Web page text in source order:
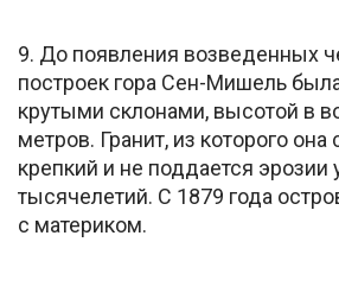
9. До появления возведенных
построек гора Сен-Мишель
крутыми склонами, высотой в
метров. Гранит, из которого она
крепкий и не поддается эрозии
тысячелетий. С 1879 года
с материком.